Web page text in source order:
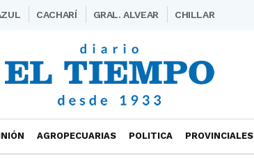
CACHARÍ GRAL. ALVEAR CHILLAR
AGROPECUARIAS POLITICA PROVINCIALES